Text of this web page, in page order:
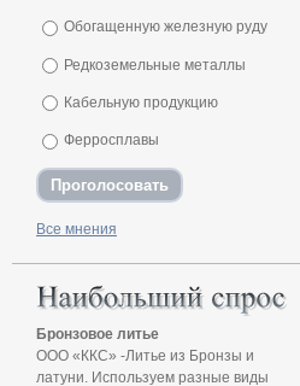
Обогащенную железную руду
Редкоземельные металлы
Кабельную продукцию
Ферросплавы
Все мнения
Бронзовое литье
ООО «ККС» -Литье из Бронзы и
латуни. Используем разные виды